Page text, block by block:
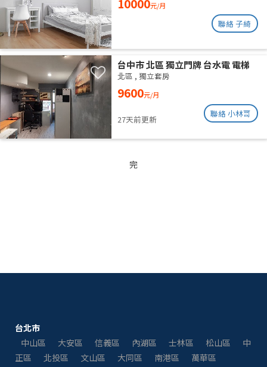
元/月
聯絡 子綺
台中市 北區 獨立門牌 台水電 電梯
大樓 位於14樓 權狀10坪 有獨立陽
台通風採光好 獨曬獨洗 不會淋雨
北區 , 獨立套房
9600元/月
27天前更新
聯絡 小林哥
完
台北市
中山區
大安區 信義區 內湖區 士林區 松山區
中
正區
北投區 文山區 大同區 南港區
萬華區